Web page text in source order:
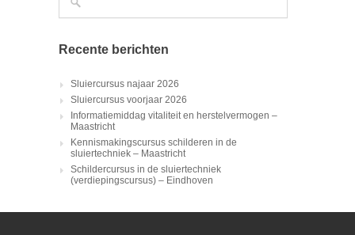
Recente berichten
Sluiercursus najaar 2026
Sluiercursus voorjaar 2026
Informatiemiddag vitaliteit en herstelvermogen –
Maastricht
Kennismakingscursus schilderen in de
sluiertechniek – Maastricht
Schildercursus in de sluiertechniek
(verdiepingscursus) – Eindhoven